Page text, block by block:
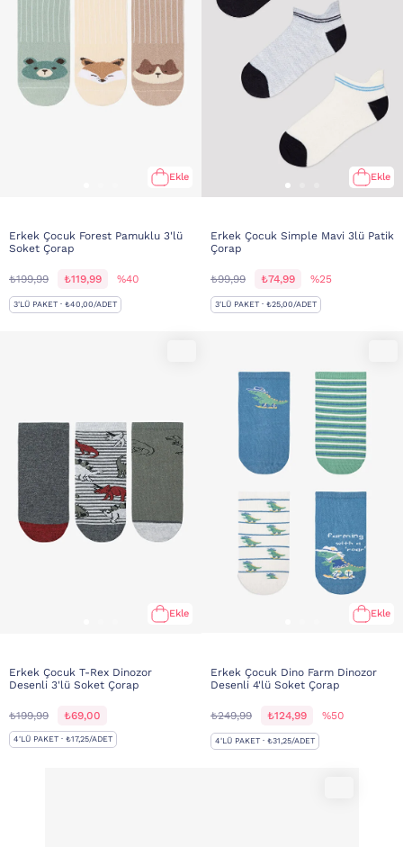
Ekle
Erkek Çocuk Forest Pamuklu 3'lü
Soket Çorap
₺199,99 ₺119,99 %40
3'LÜ PAKET · ₺40,00/ADET
Ekle
Erkek Çocuk Simple Mavi 3lü Patik
Çorap
₺99,99 ₺74,99 %25
3'LÜ PAKET · ₺25,00/ADET
Ekle
Erkek Çocuk T-Rex Dinozor
Desenli 3'lü Soket Çorap
₺199,99 ₺69,00
4'LÜ PAKET · ₺17,25/ADET
Ekle
Erkek Çocuk Dino Farm Dinozor
Desenli 4'lü Soket Çorap
₺249,99 ₺124,99 %50
4'LÜ PAKET · ₺31,25/ADET